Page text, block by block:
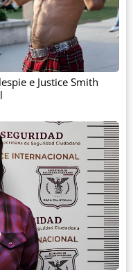
e Justice Smith